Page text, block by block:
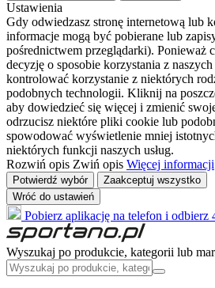
Ustawienia
Gdy odwiedzasz stronę internetową lub
informacje mogą być pobierane lub
pośrednictwem przeglądarki). Ponieważ
decyzję o sposobie korzystania z naszych
kontrolować korzystanie z niektórych
podobnych technologii. Kliknij na
aby dowiedzieć się więcej i zmienić
odrzucisz niektóre pliki cookie lub
spowodować wyświetlenie mniej
niektórych funkcji naszych usług.
Rozwiń opis Zwiń opis Więcej informacji
Potwierdź wybór
Zaakceptuj wszystko
Wróć do ustawień
Pobierz aplikację na telefon i odbierz
Wyszukaj po produkcie, kategorii lub